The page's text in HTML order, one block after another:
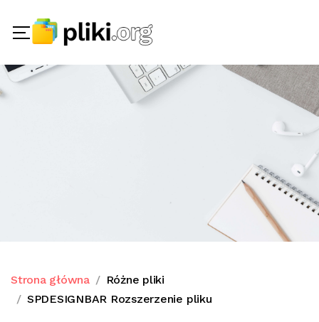
Strona główna
Różne pliki
SPDESIGNBAR Rozszerzenie pliku